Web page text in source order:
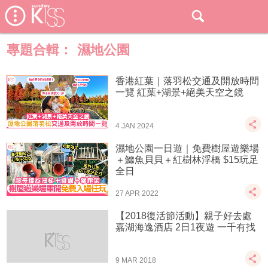
專題合輯： 濕地公園
香港紅葉｜落羽松交通及開放時間
一覽 紅葉+湖景+絕美天空之鏡
4 JAN 2024
濕地公園一日遊｜免費樹屋遊樂場
＋鱷魚貝貝＋紅樹林浮橋 $15玩足
全日
27 APR 2022
【2018復活節活動】親子好去處
嘉湖海逸酒店 2日1夜遊 一千有找
9 MAR 2018